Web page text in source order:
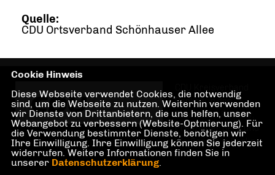
Quelle:
CDU Ortsverband Schönhauser Allee
Pankow in den
Stadtteilen Pankow,
Prenzlauer Berg und
Weißensee in Berlin
Cookie Hinweis
Diese Webseite verwendet Cookies, die notwendig
sind, um die Webseite zu nutzen. Weiterhin verwenden
wir Dienste von Drittanbietern, die uns helfen, unser
Webangebot zu verbessern (Website-Optmierung). Für
die Verwendung bestimmter Dienste, benötigen wir
Ihre Einwilligung. Ihre Einwilligung können Sie jederzeit
widerrufen. Weitere Informationen finden Sie in
unserer Datenschutzerklärung.